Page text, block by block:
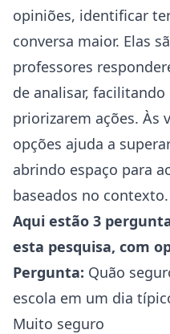
opiniões, identificar
conversa maior. Elas
professores
de analisar,
priorizarem ações. Às
opções ajuda a
abrindo espaço para
baseados no contexto.
Aqui estão 3
esta pesquisa, com
Pergunta: Quão
escola em um dia
Muito seguro